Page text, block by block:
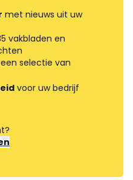
met nieuws uit uw
vakbladen en
selectie van
voor uw bedrijf